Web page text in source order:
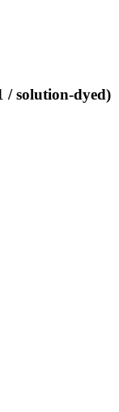
/ solution-dyed)